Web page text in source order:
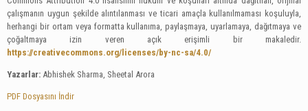
çalışmanın uygun şekilde alıntılanması ve ticari amaçla kullanılmaması koşuluyla,
herhangi bir ortam veya formatta kullanıma, paylaşmaya, uyarlamaya, dağıtmaya ve
çoğaltmaya izin veren açık erişimli bir makaledir.
https://creativecommons.org/licenses/by-nc-sa/4.0/
Yazarlar: Abhishek Sharma, Sheetal Arora
PDF Dosyasını İndir